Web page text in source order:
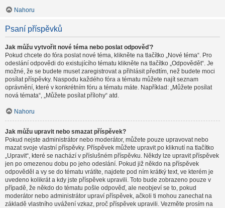
Nahoru
Psaní příspěvků
Jak můžu vytvořit nové téma nebo poslat odpověď?
Pokud chcete do fóra poslat nové téma, klikněte na tlačítko „Nové téma“. Pro
odeslání odpovědi do existujícího tématu klikněte na tlačítko „Odpovědět“. Je
možné, že se budete muset zaregistrovat a přihlásit předtím, než budete moci
posílat příspěvky. Naspodu každého fóra a tématu můžete najít seznam
oprávnění, které v konkrétním fóru a tématu máte. Například: „Můžete posílat
nová témata“, „Můžete posílat přílohy“ atd.
Nahoru
Jak můžu upravit nebo smazat příspěvek?
Pokud nejste administrátor nebo moderátor, můžete pouze upravovat nebo
mazat svoje vlastní příspěvky. Příspěvek můžete upravit po kliknutí na tlačítko
„Upravit“, které se nachází v příslušném příspěvku. Někdy lze upravit příspěvek
jen po omezenou dobu po jeho odeslání. Pokud již někdo na příspěvek
odpověděl a vy se do tématu vrátíte, najdete pod ním krátký text, ve kterém je
uvedeno kolikrát a kdy jste příspěvek upravili. Toto bude zobrazeno pouze v
případě, že někdo do tématu pošle odpověď, ale neobjeví se to, pokud
moderátor nebo administrátor upraví příspěvek, ačkoli ti mohou zanechat na
základě vlastního uvážení vzkaz, proč příspěvek upravili. Vezměte prosím na